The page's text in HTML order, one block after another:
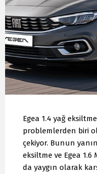
Egea 1.4 yağ
problemlerden biri
çekiyor. Bunun
eksiltme ve Egea
da yaygın olarak